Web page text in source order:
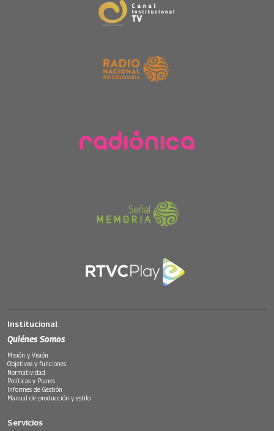
Institucional
Quiénes Somos
Misión y Visión
Objetivos y funciones
Normatividad
Políticas y Planes
Informes de Gestión
Manual de producción y estilo
Servicios